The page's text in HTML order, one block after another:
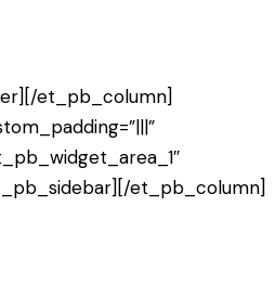
et_pb_column]
et_pb_column]